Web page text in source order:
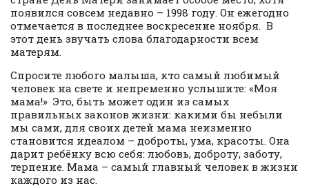
появился совсем недавно – 1998 году. Он ежегодно
отмечается в последнее воскресение ноября. В
этот день звучать слова благодарности всем
матерям.
Спросите любого малыша, кто самый любимый
человек на свете и непременно услышите: «Моя
мама!» Это, быть может один из самых
правильных законов жизни: какими бы небыли
мы сами, для своих детей мама неизменно
становится идеалом – доброты, ума, красоты. Она
дарит ребёнку всю себя: любовь, доброту, заботу,
терпение. Мама – самый главный человек в жизни
каждого из нас.